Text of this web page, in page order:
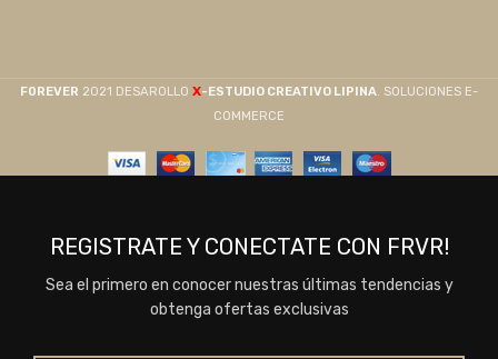
F0REVER 2021 DESAROLLO X-ESTUDIO CREATIVO LIPINA. SOLUCIONES E-
COMMERCE
REGISTRATE Y CONECTATE CON FRVR!
Sea el primero en conocer nuestras últimas tendencias y
obtenga ofertas exclusivas